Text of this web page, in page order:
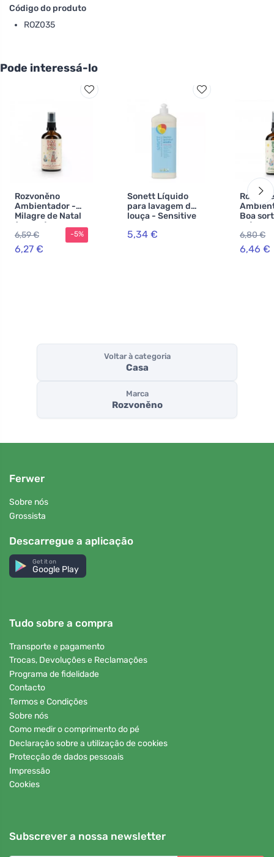
Código do produto
ROZ035
Pode interessá-lo
Rozvoněno
Ambientador -
Milagre de Natal
(100 ml) - com
especiarias de
pão de gengibre
6,59 €
6,27 €
-5%
Sonett Líquido
para lavagem de
louça - Sensitive
5,34 €
Boa
ml) -
e
6,80 €
6,46 €
Voltar à categoria
Casa
Marca
Rozvoněno
Ferwer
Sobre nós
Grossista
Descarregue a aplicação
Get it on
Google Play
Tudo sobre a compra
Transporte e pagamento
Trocas, Devoluções e Reclamações
Programa de fidelidade
Contacto
Termos e Condições
Sobre nós
Como medir o comprimento do pé
Declaração sobre a utilização de cookies
Protecção de dados pessoais
Impressão
Cookies
Subscrever a nossa newsletter